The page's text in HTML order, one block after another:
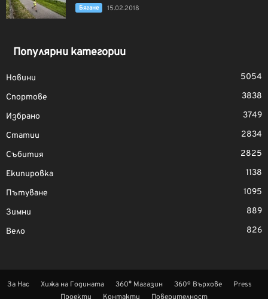
Бягане 15.02.2018
Популярни категории
Новини
5054
Спортове
3838
Избрано
3749
Статии
2834
Събития
2825
Екипировка
1138
Пътуване
1095
Зимни
889
Вело
826
За Нас Хижа на Годината 360° Магазин 360º Върхове
Press
Проекти
Контакти Поверителност